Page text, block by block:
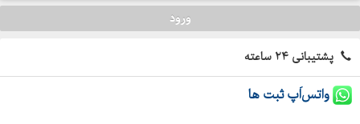
ورود
پشتیبانی ۲۴ ساعته
واتس‌اَپ ثبت ها